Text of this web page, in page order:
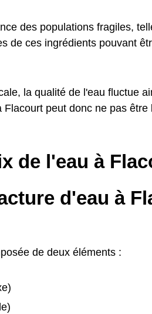
des populations fragiles,
de ces ingrédients pouvant
la qualité de l'eau fluctue
peut donc ne pas être
de l'eau à
d'eau à
de deux éléments :